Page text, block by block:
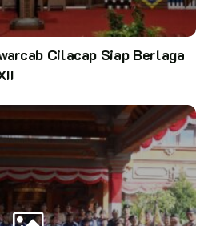
Cilacap Siap Berlaga